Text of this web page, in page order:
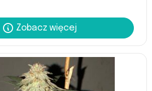
Zobacz więcej